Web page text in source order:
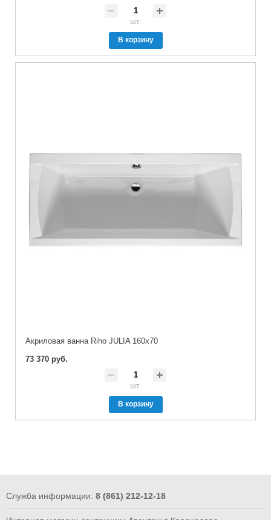
шт.
В корзину
Акриловая ванна Riho JULIA 160x70
73 370 руб.
шт.
В корзину
Служба информации: 8 (861) 212-12-18